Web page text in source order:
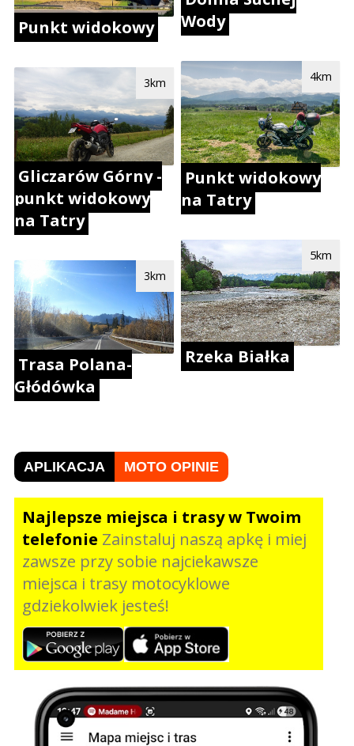
Punkt widokowy
Gliczarów Górny -
punkt widokowy
na Tatry
3km
Trasa Polana-
Głódówka
3km
Wody
Punkt widokowy
na Tatry
4km
Rzeka Białka
5km
APLIKACJA MOTO OPINIE
Najlepsze miejsca i trasy w Twoim
telefonie Zainstaluj naszą apkę i miej
zawsze przy sobie najciekawsze
miejsca i trasy motocyklowe
gdziekolwiek jesteś!